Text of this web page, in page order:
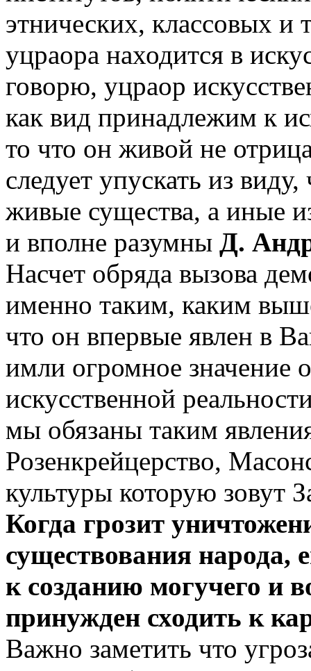
этнических, классовых
уцраора находится в
говорю, уцраор
как вид принадлежим к
то что он живой не
следует упускать из
живые существа, а иные
и вполне разумны Д.
Насчет обряда вызова
именно таким, каким
что он впервые явлен в
имли огромное значение
искусственной
мы обязаны таким
Розенкрейцерство,
культуры которую зовут
Когда грозит
существования народа,
к созданию могучего и
принужден сходить к
Важно заметить что